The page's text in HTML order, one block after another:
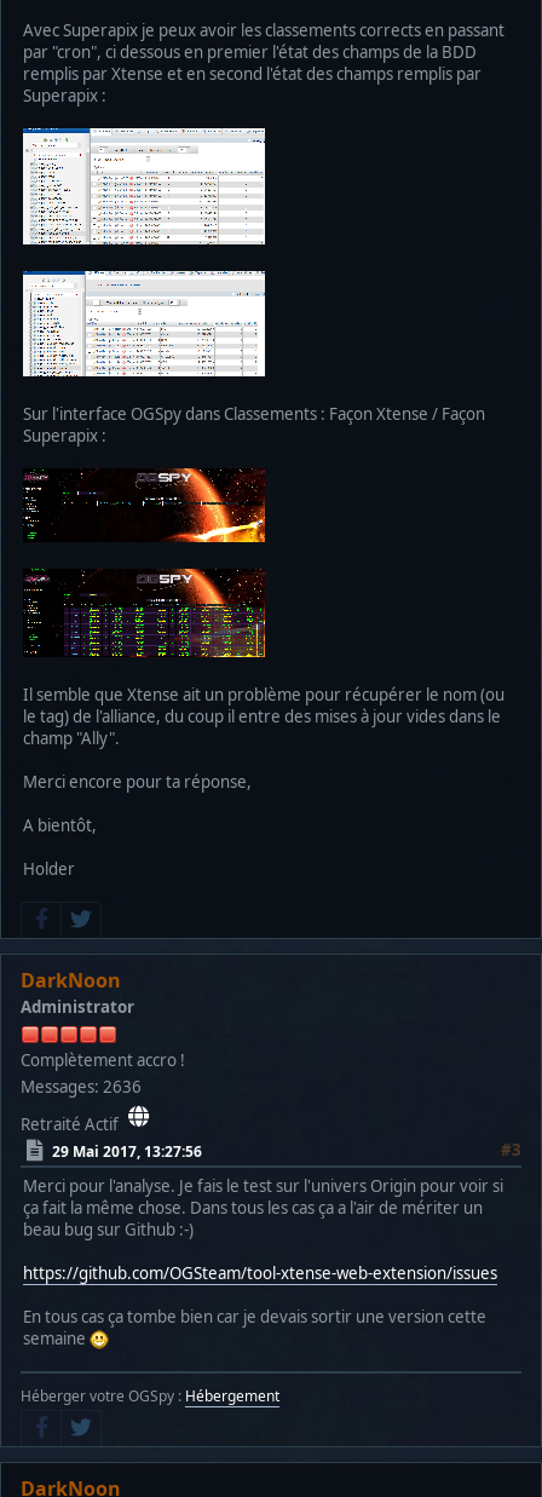
Avec Superapix je peux avoir les classements corrects en passant
par "cron", ci dessous en premier l'état des champs de la BDD
remplis par Xtense et en second l'état des champs remplis par
Superapix :
Sur l'interface OGSpy dans Classements : Façon Xtense / Façon
Superapix :
Il semble que Xtense ait un problème pour récupérer le nom (ou
le tag) de l'alliance, du coup il entre des mises à jour vides dans le
champ "Ally".
Merci encore pour ta réponse,
A bientôt,
Holder
DarkNoon
Administrator
Complètement accro !
Messages: 2636
Retraité Actif
29 Mai 2017, 13:27:56
#3
Merci pour l'analyse. Je fais le test sur l'univers Origin pour voir si
ça fait la même chose. Dans tous les cas ça a l'air de mériter un
beau bug sur Github :-)
https://github.com/OGSteam/tool-xtense-web-extension/issues
En tous cas ça tombe bien car je devais sortir une version cette
semaine
Héberger votre OGSpy : Hébergement
DarkNoon